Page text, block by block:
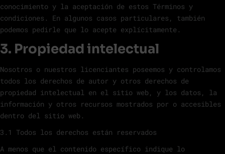
conocimiento y la aceptación de estos Términos y
condiciones. En algunos casos particulares, también
podemos pedirle que lo acepte explícitamente.
3. Propiedad intelectual
Nosotros o nuestros licenciantes poseemos y controlamos
todos los derechos de autor y otros derechos de
propiedad intelectual en el sitio web, y los datos, la
información y otros recursos mostrados por o accesibles
dentro del sitio web.
3.1 Todos los derechos están reservados
A menos que el contenido específico indique lo